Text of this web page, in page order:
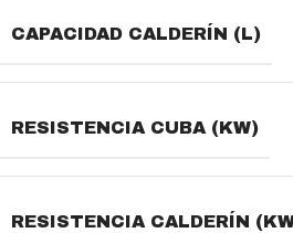
CAPACIDAD CALDERÍN (L)
RESISTENCIA CUBA (KW)
RESISTENCIA CALDERÍN